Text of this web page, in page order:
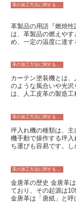
顔料仕上げは、革の
す。また、顔料仕上
面にアニリンを塗布し
自然な風合いを残す
品を柔らかくし、通
様々な種類のトッピン
や用途に合わせて選択
革製品の用語『燃焼性試験』とは？ -燃
は、革製品の燃えや
め、一定の温度に達す
ができます。
革の加工方法に関すること
カーテン塗装機とは
のような風合いや光
は、人工皮革の製造
ります。一つ目のタ
に樹脂を塗布します
本革のような風合いや光沢が付
プレーコート法と呼
は、人工皮革の表面
ます。
革の加工方法に関すること
坪入れ機の種類は、主に以下
機手動で操作する坪
ち運びも容易です。
す。しかし、自動式坪入れ機
かし、手動式坪入れ
金唐革の歴史 金唐革は、室町時代初期に中国から伝えられたとされ
ており、その起源は
金唐革は「唐紙」と呼